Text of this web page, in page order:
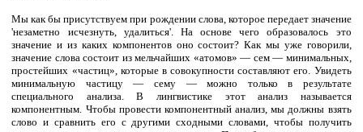
Мы как бы присутствуем при рождении слова, которое передает значение
'незаметно исчезнуть, удалиться'. На основе чего образовалось это
значение и из каких компонентов оно состоит? Как мы уже говорили,
значение слова состоит из мельчайших «атомов» — сем — минимальных,
простейших «частиц», которые в совокупности составляют его. Увидеть
минимальную частицу — сему — можно только в результате
специального анализа. В лингвистике этот анализ называется
компонентным. Чтобы провести компонентный анализ, мы должны взять
слово и сравнить его с другими сходными словами, чтобы получить